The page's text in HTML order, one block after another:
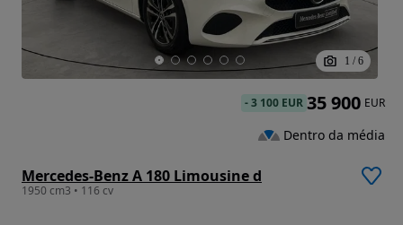
1 / 6
Mercedes-Benz A 180 Limousine d
1950 cm3 • 116 cv
-3 100 EUR 35 900 EUR
Dentro da média